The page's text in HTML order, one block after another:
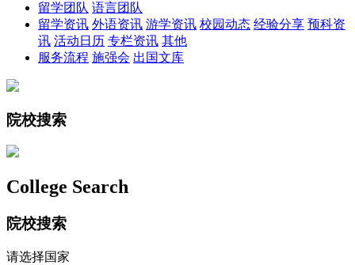
留学团队 语言团队
留学资讯 外语资讯 游学资讯 校园动态 经验分享 预科资
讯 活动日历 专栏资讯 其他
服务流程 施强会 出国文库
院校搜索
College Search
院校搜索
请选择国家